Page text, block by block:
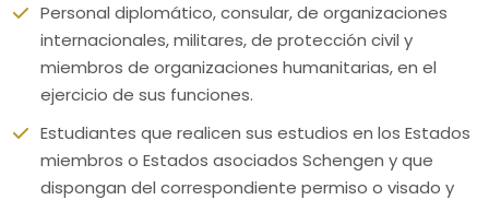
Personal diplomático, consular, de organizaciones
internacionales, militares, de protección civil y
miembros de organizaciones humanitarias, en el
ejercicio de sus funciones.
Estudiantes que realicen sus estudios en los Estados
miembros o Estados asociados Schengen y que
dispongan del correspondiente permiso o visado y